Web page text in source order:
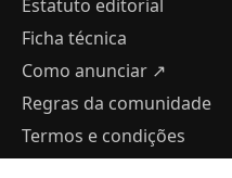
Estatuto editorial
Ficha técnica
Como anunciar ↗
Regras da comunidade
Termos e condições